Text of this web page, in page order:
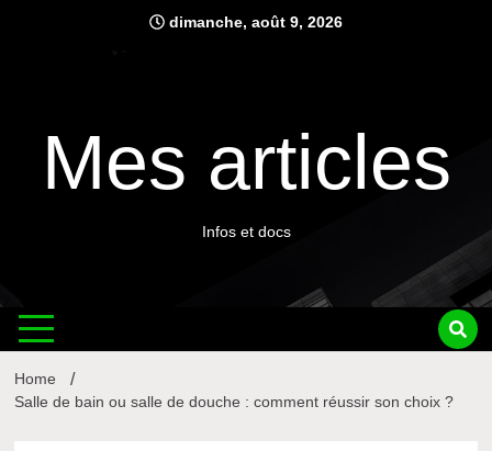
dimanche, août 9, 2026
Mes articles
Infos et docs
Home
Salle de bain ou salle de douche : comment réussir son choix ?